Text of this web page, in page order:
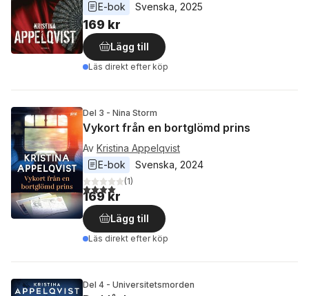
E-bok
Svenska 2025
169 kr
Lägg till
Läs direkt efter köp
Del 3 - Nina Storm
Vykort från en bortglömd prins
Av Kristina Appelqvist
E-bok
Svenska 2024
4,0utav 5 stjärnor. Totalt antal röster:
(1)
169 kr
Lägg till
Läs direkt efter köp
Del 4 - Universitetsmorden